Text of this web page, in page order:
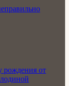
рождения от